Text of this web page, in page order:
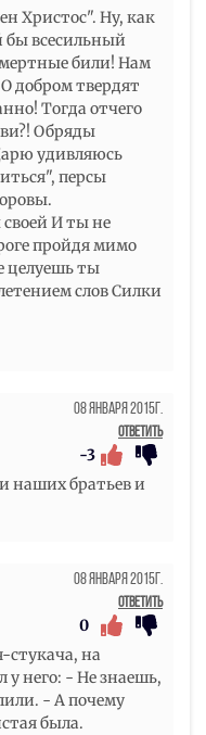
Христос". Ну, как
бы всесильный
били! Нам
добром твердят
Тогда отчего
Обряды
удивляюсь
персы
И ты не
пройдя мимо
целуешь ты
слов Силки
08 Января 2015г.
Ответить
-3
наших братьев и
08 Января 2015г.
Ответить
0
стукача, на
у него: - Не знаешь,
- А почему
была.